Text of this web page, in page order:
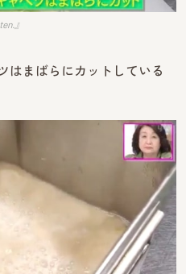
』
はまばらにカットしている